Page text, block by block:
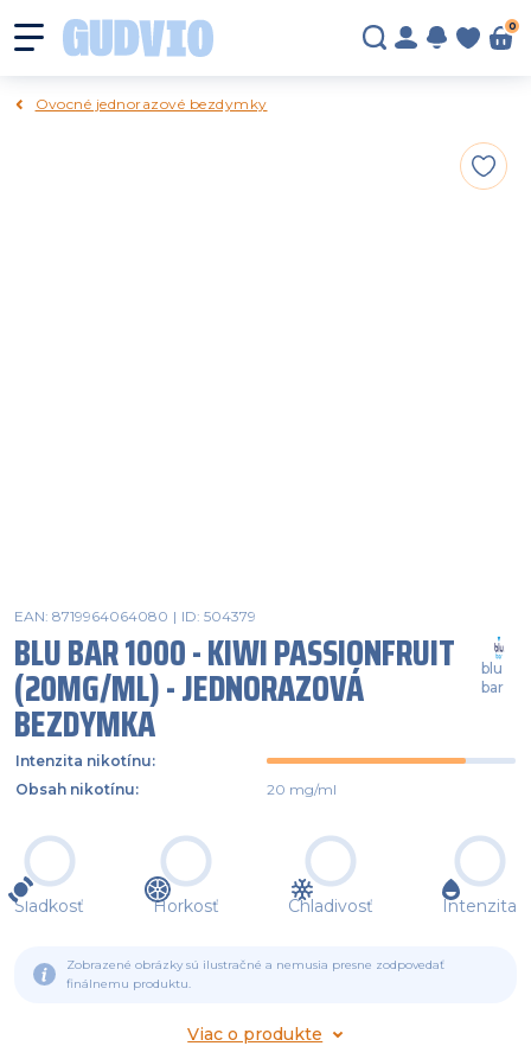
0
Ovocné jednorazové bezdymky
EAN: 8719964064080 | ID: 504379
BLU BAR 1000 - KIWI PASSIONFRUIT
(20MG/ML) - JEDNORAZOVÁ
BEZDYMKA
blu
bar
Intenzita nikotínu:
Obsah nikotínu: 20 mg/ml
Sladkosť Horkosť Chladivosť Intenzita
Zobrazené obrázky sú ilustračné a nemusia presne zodpovedať
finálnemu produktu.
Viac o produkte